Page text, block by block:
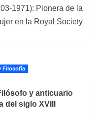
1971): Pionera de la
en la Royal Society
Filosofía
y anticuario
siglo XVIII